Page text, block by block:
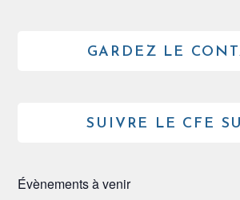
GARDEZ LE
SUIVRE LE CFE
Évènements à venir